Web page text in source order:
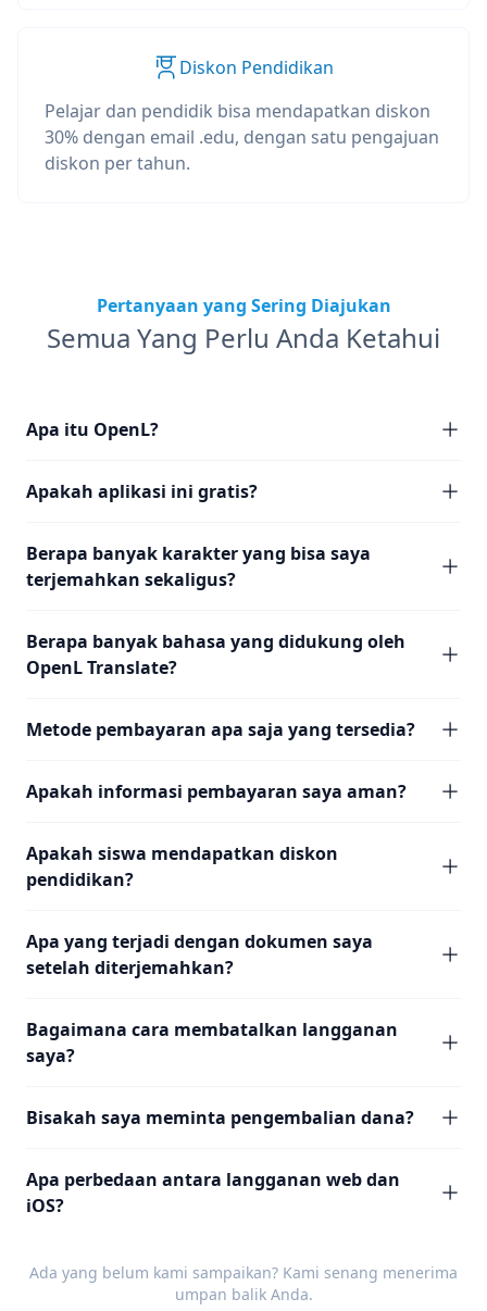
Diskon Pendidikan
Pelajar dan pendidik bisa mendapatkan diskon
30% dengan email .edu, dengan satu pengajuan
diskon per tahun.
Pertanyaan yang Sering Diajukan
Semua Yang Perlu Anda Ketahui
Apa itu OpenL?
Apakah aplikasi ini gratis?
Berapa banyak karakter yang bisa saya
terjemahkan sekaligus?
Berapa banyak bahasa yang didukung oleh
OpenL Translate?
Metode pembayaran apa saja yang tersedia?
Apakah informasi pembayaran saya aman?
Apakah siswa mendapatkan diskon
pendidikan?
Apa yang terjadi dengan dokumen saya
setelah diterjemahkan?
Bagaimana cara membatalkan langganan
saya?
Bisakah saya meminta pengembalian dana?
Apa perbedaan antara langganan web dan
iOS?
Ada yang belum kami sampaikan? Kami senang menerima
umpan balikAnda.